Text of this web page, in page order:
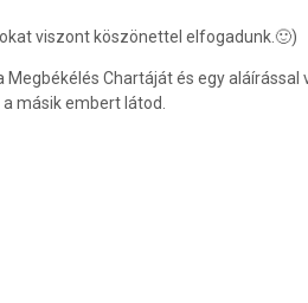
viszont köszönettel elfogadunk.🙂)
Chartáját és egy aláírással
másik embert látod.